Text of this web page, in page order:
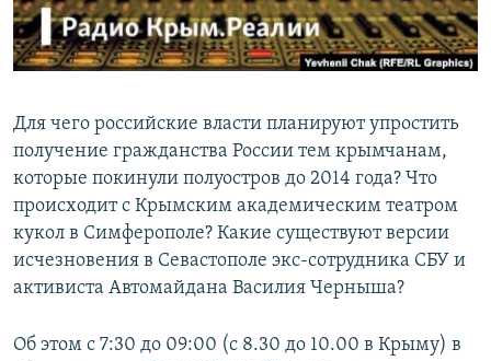
ПОБЕДИТЕЛЕЙ НЕ СУДЯТ?
КРЫМ.НЕПОКОРЕННЫЙ
УКРАИНСКАЯ ПРОБЛЕМА КРЫМА
ПРИСОЕДИНЯЙТЕСЬ!
Все сайты RFE/RL
Для чего российские власти планируют упростить
получение гражданства России тем крымчанам,
которые покинули полуостров до 2014 года? Что
происходит с Крымским академическим театром
кукол в Симферополе? Какие существуют версии
исчезновения в Севастополе экс-сотрудника СБУ и
активиста Автомайдана Василия Черныша?
Об этом с 7:30 до 09:00 (с 8.30 до 10.00 в Крыму) в